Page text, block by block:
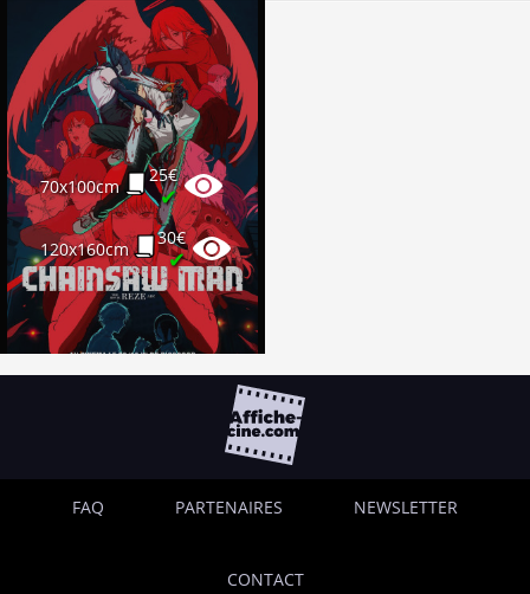
70x100cm
25€
✔
120x160cm
30€
✔
FAQ PARTENAIRES NEWSLETTER
CONTACT